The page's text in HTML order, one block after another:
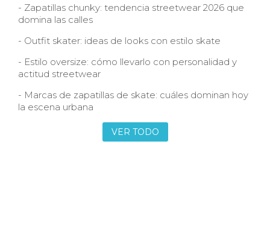
- Zapatillas chunky: tendencia streetwear 2026 que
domina las calles
- Outfit skater: ideas de looks con estilo skate
- Estilo oversize: cómo llevarlo con personalidad y
actitud streetwear
- Marcas de zapatillas de skate: cuáles dominan hoy
la escena urbana
VER TODO